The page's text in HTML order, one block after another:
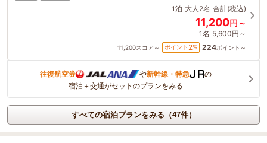
1泊 大人2名 合計(税込)
11,200円～
1名 5,600円～
11,200スコア～ ポイント 2% 224ポイント～
往復航空券 や新幹線・特急
の
宿泊＋交通がセットのプランをみる
すべての宿泊プランをみる（47件）